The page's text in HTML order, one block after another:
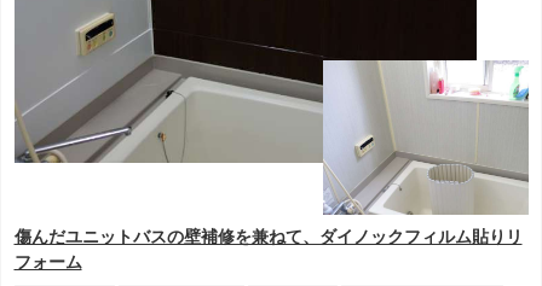
傷んだユニットバスの壁補修を兼ねて、ダイノックフィルム貼りリ
フォーム